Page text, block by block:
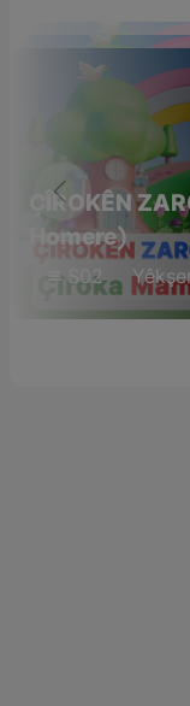
ÇÎROKÊN
Homere)
S02